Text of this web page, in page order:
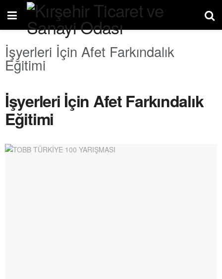
İşyerleri İçin Afet Farkındalık
Eğitimi
İşyerleri İçin Afet Farkındalık
Eğitimi